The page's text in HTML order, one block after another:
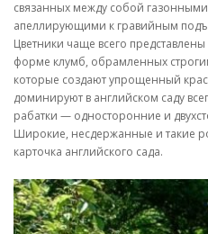
связанных между собой
апеллирующими к гравийным
Цветники чаще всего
форме клумб, обрамленных
которые создают упрощенный
доминируют в английском саду
рабатки — односторонние и
Широкие, несдержанные и такие
карточка английского сада.